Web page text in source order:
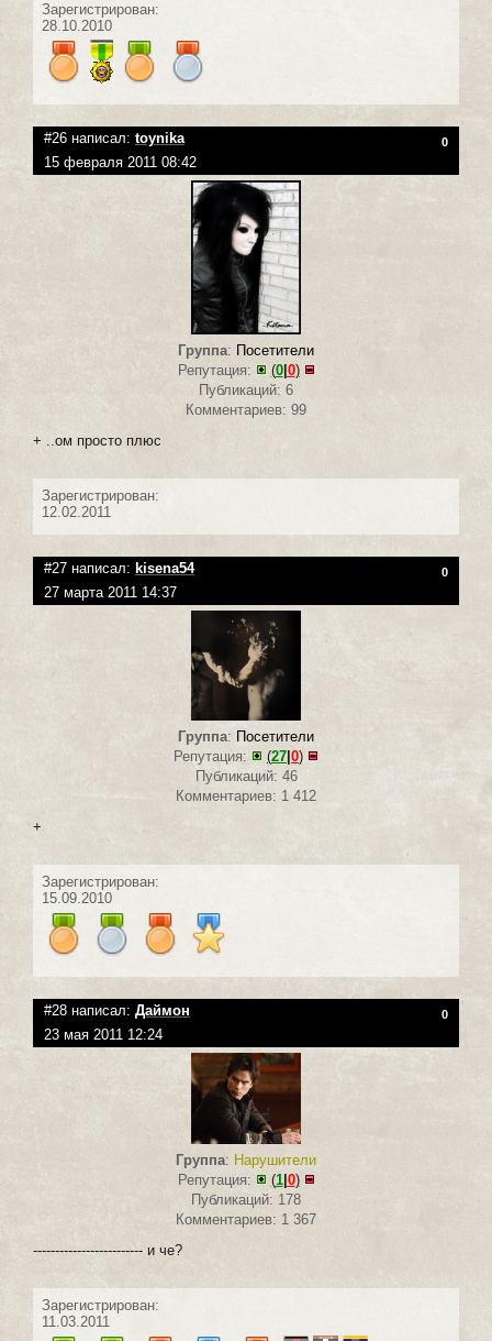
Зарегистрирован:
28.10.2010
#26 написал: toynika 0
15 февраля 2011 08:42
Группа: Посетители
Репутация:
(0| 0)
Публикаций: 6
Комментариев: 99
+ ..ом просто плюс
Зарегистрирован:
12.02.2011
#27 написал: kisena54 0
27 марта 2011 14:37
Группа: Посетители
Репутация:
(27 0)
Публикаций: 46
Комментариев: 1 412
+
Зарегистрирован:
15.09.2010
#28 написал: Даймон 0
23 мая 2011 12:24
Группа: Нарушители
Репутация:
(1| 0)
Публикаций: 178
Комментариев: 1 367
------------------------- и че?
Зарегистрирован:
11.03.2011